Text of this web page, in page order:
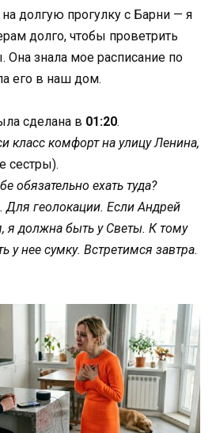
долгую прогулку с Барни — я
долго, чтобы проветрить
Она знала мое расписание по
его в наш дом.
сделана в 01:20.
класс комфорт на улицу Ленина,
сестры).
обязательно ехать туда?
геолокации. Если Андрей
я должна быть у Светы. К тому
у нее сумку. Встретимся завтра.